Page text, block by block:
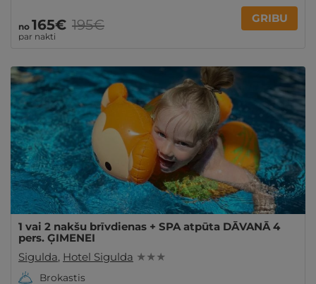
no 165€
par nakti
195€ GRIBU
1 vai 2 nakšu brīvdienas + SPA atpūta DĀVANĀ 4
pers. ĢIMENEI
Sigulda, Hotel Sigulda ★ ★ ★
Brokastis